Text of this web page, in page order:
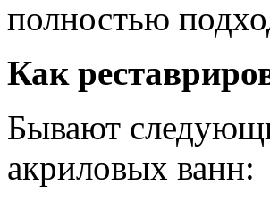
полностью
Как
Бывают
акриловых ванн: